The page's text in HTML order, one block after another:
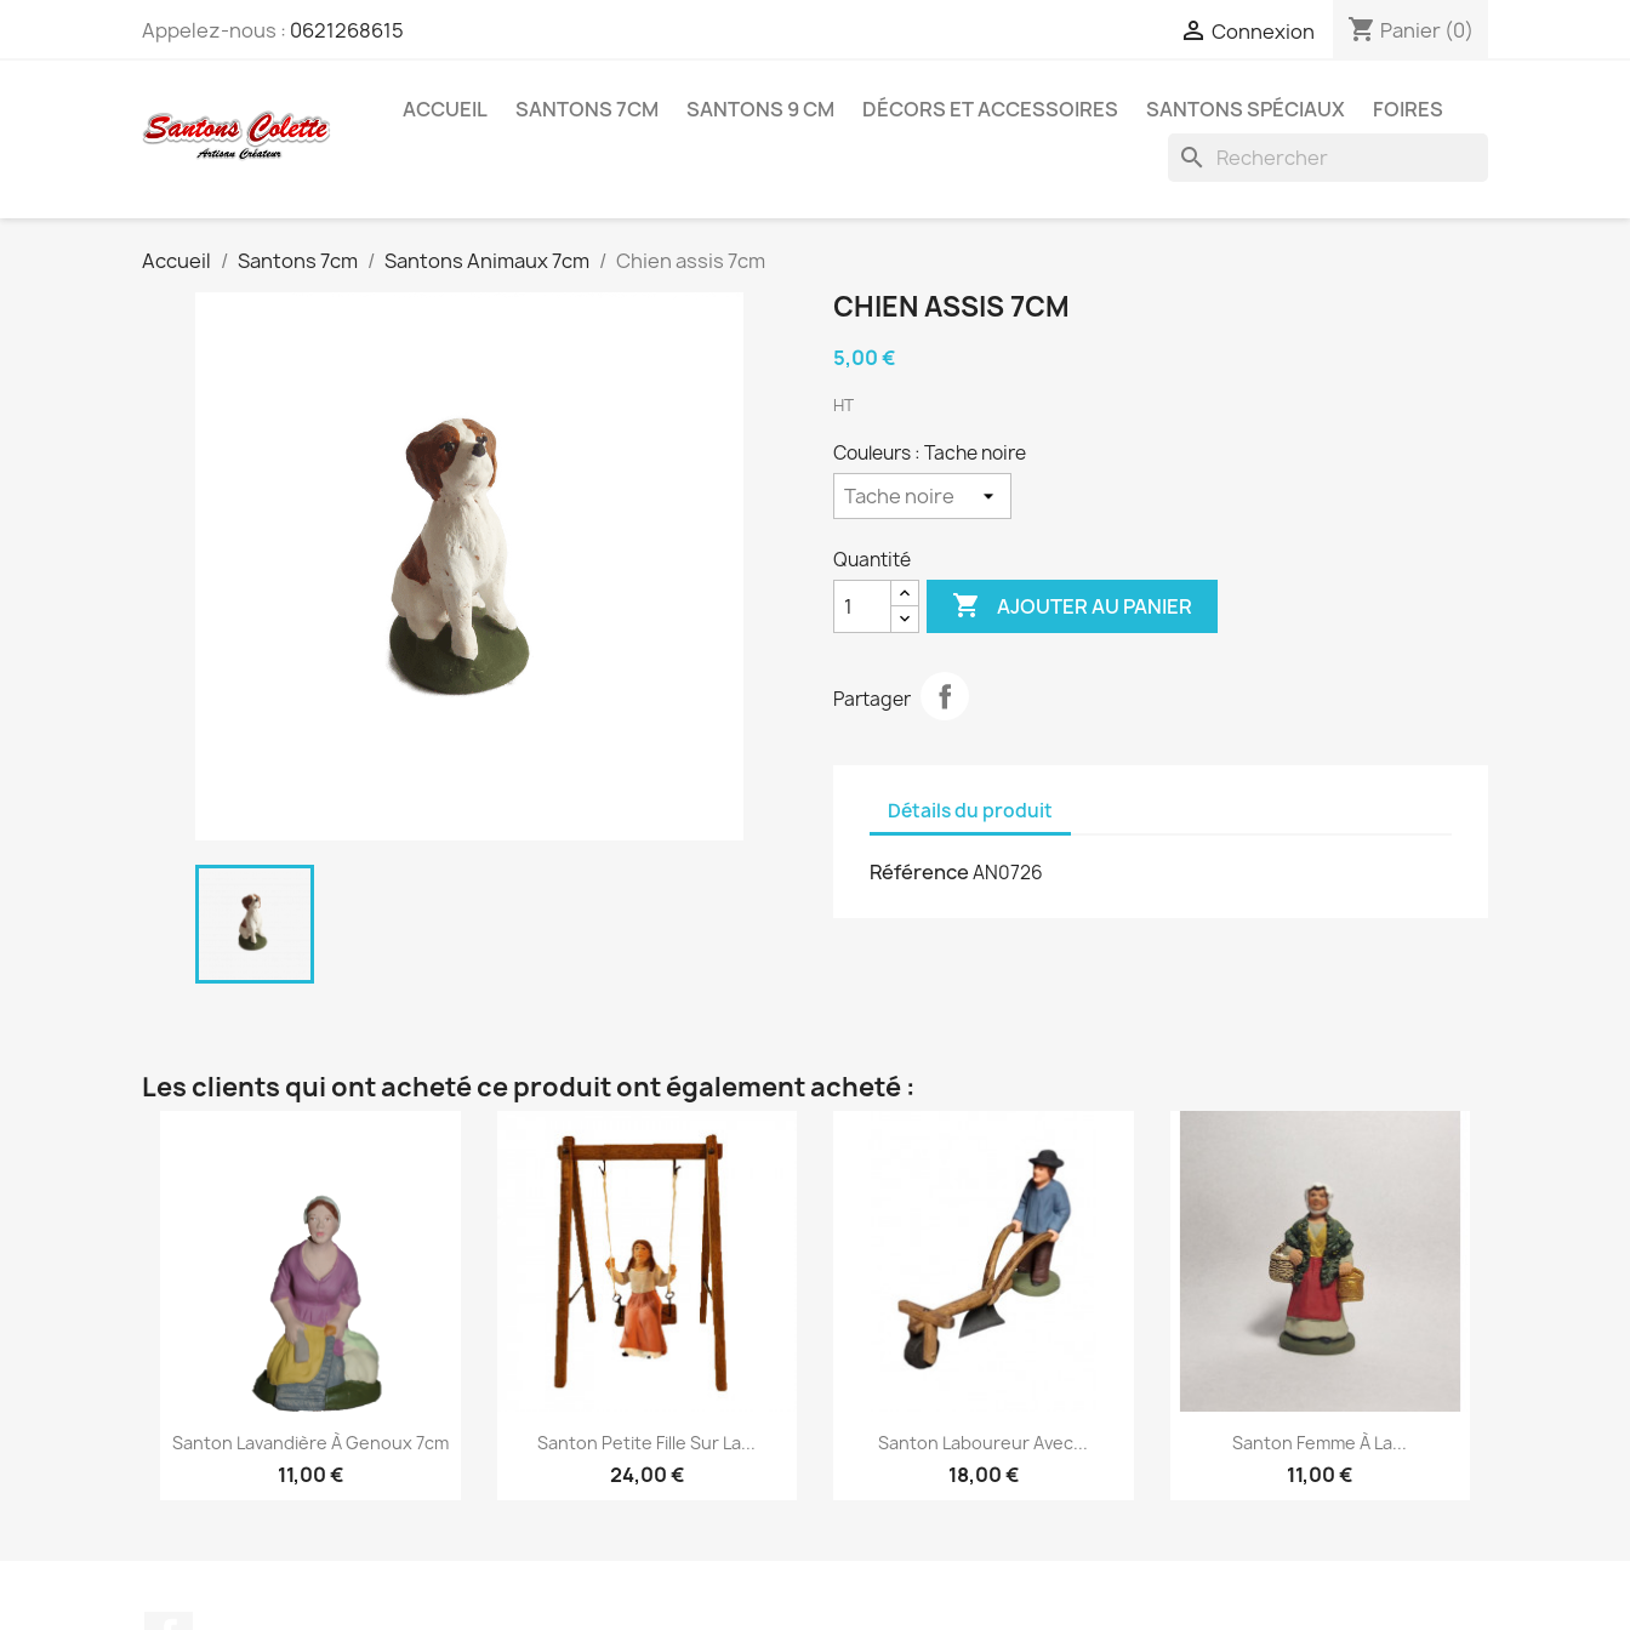
Appelez-nous : 0621268615  Connexion shopping_cart Panier (0)
ACCUEIL SANTONS 7CM SANTONS 9 CM DÉCORS ET ACCESSOIRES SANTONS SPÉCIAUX FOIRES
search
Accueil Santons 7cm Santons Animaux 7cm Chien assis 7cm
CHIEN ASSIS 7CM
5,00 €
HT
Couleurs : Tache noire
Quantité
 AJOUTER AU PANIER
Partager
Détails du produit
RéférenceAN0726
Les clients qui ont acheté ce produit ont également acheté :
Aperçu rapide
Santon Lavandière À Genoux 7cm
11,00 €
Aperçu rapide
Santon Petite Fille Sur La...
24,00 €
Aperçu rapide
Santon Laboureur Avec...
18,00 €
Aperçu rapide
Santon Femme À La...
11,00 €